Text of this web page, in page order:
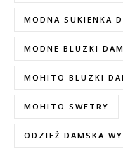
MODNA SUKIENKA
MODNE BLUZKI
MOHITO BLUZKI
MOHITO SWETRY
ODZIEŻ DAMSKA